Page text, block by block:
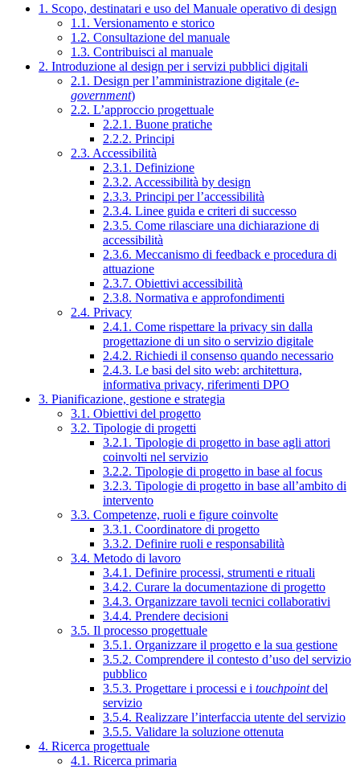
1. Scopo, destinatari e uso del Manuale operativo di design
1.1. Versionamento e storico
1.2. Consultazione del manuale
1.3. Contribuisci al manuale
2. Introduzione al design per i servizi pubblici digitali
2.1. Design per l’amministrazione digitale (e-
government)
2.2. L’approccio progettuale
2.2.1. Buone pratiche
2.2.2. Principi
2.3. Accessibilità
2.3.1. Definizione
2.3.2. Accessibilità by design
2.3.3. Principi per l’accessibilità
2.3.4. Linee guida e criteri di successo
2.3.5. Come rilasciare una dichiarazione di
accessibilità
2.3.6. Meccanismo di feedback e procedura di
attuazione
2.3.7. Obiettivi accessibilità
2.3.8. Normativa e approfondimenti
2.4. Privacy
2.4.1. Come rispettare la privacy sin dalla
progettazione di un sito o servizio digitale
2.4.2. Richiedi il consenso quando necessario
2.4.3. Le basi del sito web: architettura,
informativa privacy, riferimenti DPO
3. Pianificazione, gestione e strategia
3.1. Obiettivi del progetto
3.2. Tipologie di progetti
3.2.1. Tipologie di progetto in base agli attori
coinvolti nel servizio
3.2.2. Tipologie di progetto in base al focus
3.2.3. Tipologie di progetto in base all’ambito di
intervento
3.3. Competenze, ruoli e figure coinvolte
3.3.1. Coordinatore di progetto
3.3.2. Definire ruoli e responsabilità
3.4. Metodo di lavoro
3.4.1. Definire processi, strumenti e rituali
3.4.2. Curare la documentazione di progetto
3.4.3. Organizzare tavoli tecnici collaborativi
3.4.4. Prendere decisioni
3.5. Il processo progettuale
3.5.1. Organizzare il progetto e la sua gestione
3.5.2. Comprendere il contesto d’uso del servizio
pubblico
3.5.3. Progettare i processi e i touchpointdel
servizio
3.5.4. Realizzare l’interfaccia utente del servizio
3.5.5. Validare la soluzione ottenuta
4. Ricerca progettuale
4.1. Ricerca primaria